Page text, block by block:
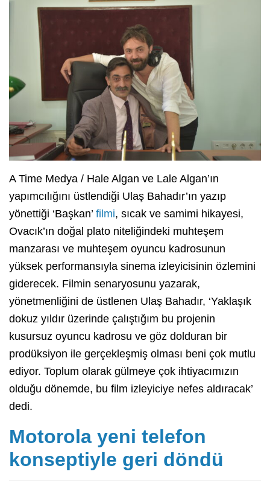
A Time Medya / Hale Algan ve Lale Algan’ın
yapımcılığını üstlendiği Ulaş Bahadır’ın yazıp
yönettiği ‘Başkan’ filmi, sıcak ve samimi hikayesi,
Ovacık’ın doğal plato niteliğindeki muhteşem
manzarası ve muhteşem oyuncu kadrosunun
yüksek performansıyla sinema izleyicisinin özlemini
giderecek. Filmin senaryosunu yazarak,
yönetmenliğini de üstlenen Ulaş Bahadır, ‘Yaklaşık
dokuz yıldır üzerinde çalıştığım bu projenin
kusursuz oyuncu kadrosu ve göz dolduran bir
prodüksiyon ile gerçekleşmiş olması beni çok mutlu
ediyor. Toplum olarak gülmeye çok ihtiyacımızın
olduğu dönemde, bu film izleyiciye nefes aldıracak’
dedi.
Motorola yeni telefon
konseptiyle geri döndü